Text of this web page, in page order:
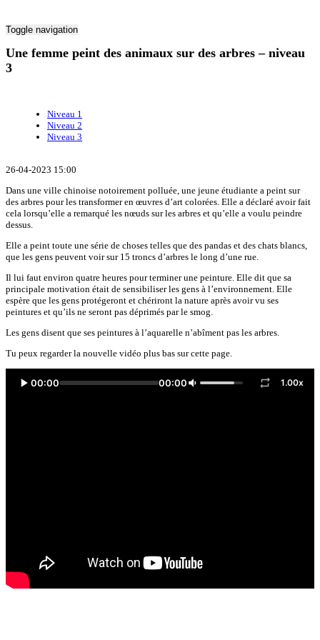
Toggle navigation
Une femme peint des animaux sur des arbres – niveau
3
Niveau 1
Niveau 2
Niveau 3
26-04-2023 15:00
Dans une ville chinoise notoirement polluée, une jeune étudiante a peint sur
des arbres pour les transformer en œuvres d’art colorées. Elle a déclaré avoir fait
cela lorsqu’elle a remarqué les nœuds sur les arbres et qu’elle a voulu peindre
dessus.
Elle a peint toute une série de choses telles que des pandas et des chats blancs,
que les gens peuvent voir sur 15 troncs d’arbres le long d’une rue.
Il lui faut environ quatre heures pour terminer une peinture. Elle dit que sa
principale motivation était de sensibiliser les gens à l’environnement. Elle
espère que les gens protégeront et chériront la nature après avoir vu ses
peintures et qu’ils ne seront pas déprimés par le smog.
Les gens disent que ses peintures à l’aquarelle n’abîment pas les arbres.
Tu peux regarder la nouvelle vidéo plus bas sur cette page.
00:00 00:00 1.00x